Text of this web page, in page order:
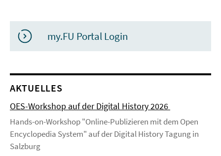
my.FU Portal Login
AKTUELLES
OES-Workshop auf der Digital History 2026
Hands-on-Workshop "Online-Publizieren mit dem Open
Encyclopedia System" auf der Digital History Tagung in
Salzburg